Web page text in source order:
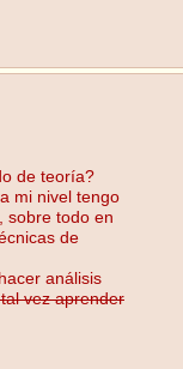
de teoría?
mi nivel tengo
sobre todo en
de
análisis
vez aprender